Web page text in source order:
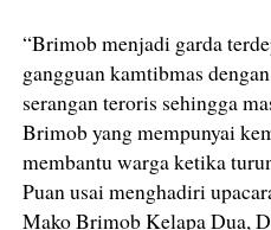
“Brimob menjadi garda
gangguan kamtibmas
serangan teroris sehingga
Brimob yang mempunyai
membantu warga ketika
Puan usai menghadiri
Mako Brimob Kelapa Dua,